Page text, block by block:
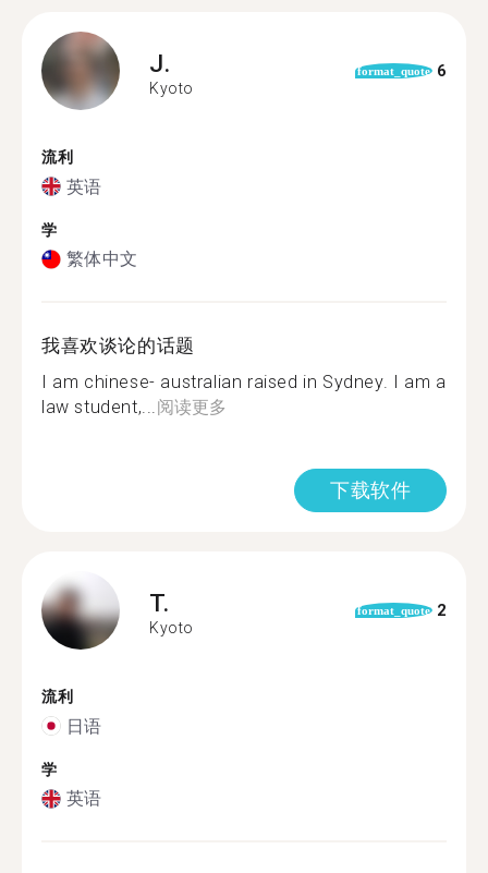
J.
Kyoto
format_quote 6
流利
英语
学
繁体中文
我喜欢谈论的话题
I am chinese- australian raised in Sydney. I am a
law student,...阅读更多
下载软件
T.
Kyoto
format_quote 2
流利
日语
学
英语